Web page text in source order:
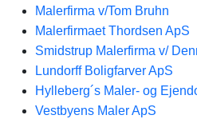
Malerfirma v/Tom Bruhn
Malerfirmaet Thordsen ApS
Smidstrup Malerfirma v/
Lundorff Boligfarver ApS
Hylleberg´s Maler- og
Vestbyens Maler ApS